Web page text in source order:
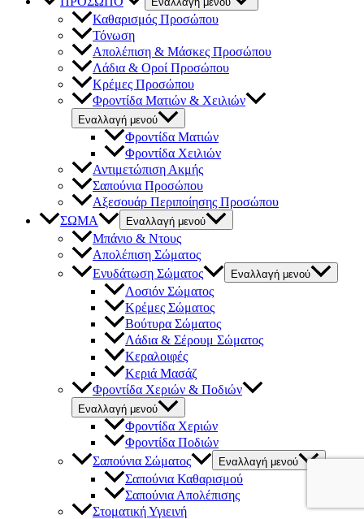
Καθαρισμός Προσώπου
Τόνωση
Απολέπιση & Μάσκες Προσώπου
Λάδια & Οροί Προσώπου
Κρέμες Προσώπου
Φροντίδα Ματιών & Χειλιών
Εναλλαγή μενού
Φροντίδα Ματιών
Φροντίδα Χειλιών
Αντιμετώπιση Ακμής
Σαπούνια Προσώπου
Αξεσουάρ Περιποίησης Προσώπου
ΣΩΜΑ
Εναλλαγή μενού
Μπάνιο & Ντους
Απολέπιση Σώματος
Ενυδάτωση Σώματος
Εναλλαγή μενού
Λοσιόν Σώματος
Κρέμες Σώματος
Βούτυρα Σώματος
Λάδια & Σέρουμ Σώματος
Κεραλοιφές
Κεριά Μασάζ
Φροντίδα Χεριών & Ποδιών
Εναλλαγή μενού
Φροντίδα Χεριών
Φροντίδα Ποδιών
Σαπούνια Σώματος
Εναλλαγή μενού
Σαπούνια Καθαρισμού
Σαπούνια Απολέπισης
Στοματική Υγιεινή